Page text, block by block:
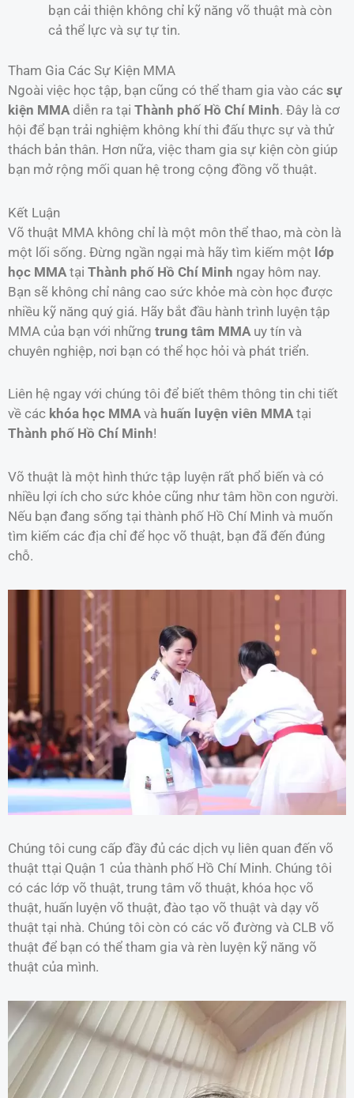
bạn cải thiện không chỉ kỹ năng võ thuật mà còn
cả thể lực và sự tự tin.
Tham Gia Các Sự Kiện MMA
Ngoài việc học tập, bạn cũng có thể tham gia vào các sự
kiện MMA diễn ra tại Thành phố Hồ Chí Minh. Đây là cơ
hội để bạn trải nghiệm không khí thi đấu thực sự và thử
thách bản thân. Hơn nữa, việc tham gia sự kiện còn giúp
bạn mở rộng mối quan hệ trong cộng đồng võ thuật.
Kết Luận
Võ thuật MMA không chỉ là một môn thể thao, mà còn là
một lối sống. Đừng ngần ngại mà hãy tìm kiếm một lớp
học MMA tại Thành phố Hồ Chí Minh ngay hôm nay.
Bạn sẽ không chỉ nâng cao sức khỏe mà còn học được
nhiều kỹ năng quý giá. Hãy bắt đầu hành trình luyện tập
MMA của bạn với những trung tâm MMA uy tín và
chuyên nghiệp, nơi bạn có thể học hỏi và phát triển.
Liên hệ ngay với chúng tôi để biết thêm thông tin chi tiết
về các khóa học MMAvà huấn luyện viên MMAtại
Thành phố Hồ Chí Minh!
Võ thuật là một hình thức tập luyện rất phổ biến và có
nhiều lợi ích cho sức khỏe cũng như tâm hồn con người.
Nếu bạn đang sống tại thành phố Hồ Chí Minh và muốn
tìm kiếm các địa chỉ để học võ thuật, bạn đã đến đúng
chỗ.
Chúng tôi cung cấp đầy đủ các dịch vụ liên quan đến võ
thuật ttại Quận 1 của thành phố Hồ Chí Minh. Chúng tôi
có các lớp võ thuật, trung tâm võ thuật, khóa học võ
thuật, huấn luyện võ thuật, đào tạo võ thuật và dạy võ
thuật tại nhà. Chúng tôi còn có các võ đường và CLB võ
thuật để bạn có thể tham gia và rèn luyện kỹ năng võ
thuật của mình.